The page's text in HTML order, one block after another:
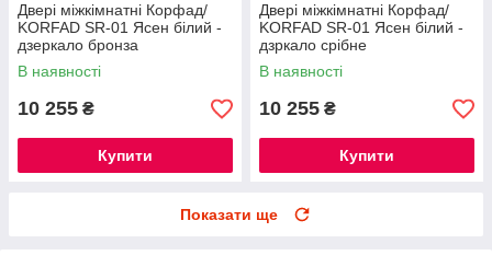
Двері міжкімнатні Корфад/
KORFAD SR-01 Ясен білий -
дзеркало бронза
В наявності
10 255 ₴
Купити
Двері міжкімнатні Корфад/
KORFAD SR-01 Ясен білий -
дзркало срібне
В наявності
10 255 ₴
Купити
Показати ще